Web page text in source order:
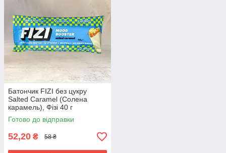
Батончик FIZI без цукру
Salted Caramel (Солена
карамель), Фізі 40 г
Готово до відправки
52,20 ₴ 58 ₴